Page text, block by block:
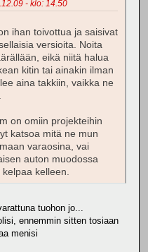
- klo: 14.50
ihan toivottua ja saisivat
versioita. Noita
eikä niitä halua
kitin tai ainakin ilman
aina takkiin, vaikka ne
on omiin projekteihin
katsoa mitä ne mun
varaosina, vai
auton muodossa
kelleen.
tuohon jo...
ennemmin sitten tosiaan
menisi